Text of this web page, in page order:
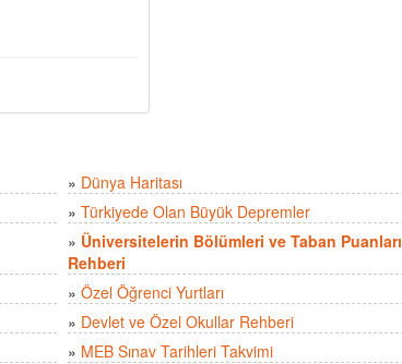
» Dünya Haritası
» Türkiyede Olan Büyük Depremler
» Üniversitelerin Bölümleri ve Taban Puanları
Rehberi
» Özel Öğrenci Yurtları
» Devlet ve Özel Okullar Rehberi
» MEB Sınav Tarihleri Takvimi